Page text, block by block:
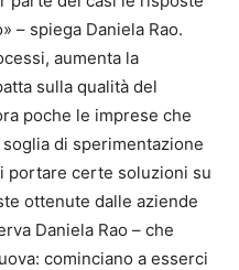
– spiega Daniela Rao.
aumenta la
sulla qualità del
poche le imprese che
di sperimentazione
portare certe soluzioni su
ottenute dalle aziende
Daniela Rao – che
cominciano a esserci